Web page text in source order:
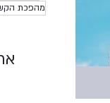
מהפכת